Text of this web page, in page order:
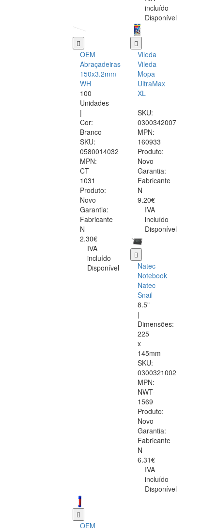
incluído
Disponível
OEM
Abraçadeiras
150x3.2mm
WH
100
Unidades
|
Cor:
Branco
SKU:
0580014032
MPN:
CT
1031
Produto:
Novo
Garantia:
Fabricante
N
2.30€
IVA
incluído
Disponível
Vileda
Vileda
Mopa
UltraMax
XL
SKU:
0300342007
MPN:
160933
Produto:
Novo
Garantia:
Fabricante
N
9.20€
IVA
incluído
Disponível
Natec
Notebook
Natec
Snail
8.5"
|
Dimensões:
225
x
145mm
SKU:
0300321002
MPN:
NWT-
1569
Produto:
Novo
Garantia:
Fabricante
N
6.31€
IVA
incluído
Disponível
OEM